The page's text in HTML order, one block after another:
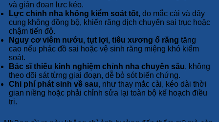
và gián đoạn lực kéo.
Lực chỉnh nha không kiểm soát tốt, do mắc cài và dây
cung không đồng bộ, khiến răng dịch chuyển sai trục hoặc
chậm tiến độ.
Nguy cơ viêm nướu, tụt lợi, tiêu xương ổ răng tăng
cao nếu phác đồ sai hoặc vệ sinh răng miệng khó kiểm
soát.
Bác sĩ thiếu kinh nghiệm chỉnh nha chuyên sâu, không
theo dõi sát từng giai đoạn, dễ bỏ sót biến chứng.
Chi phí phát sinh về sau, như thay mắc cài, kéo dài thời
gian niềng hoặc phải chỉnh sửa lại toàn bộ kế hoạch điều
trị.